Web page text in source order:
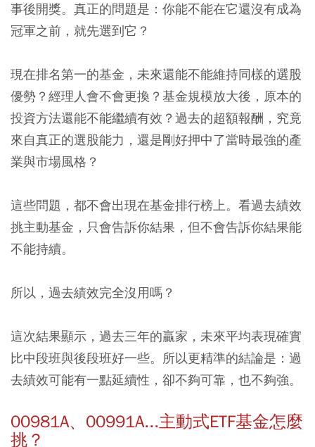
事後開獎。真正的問題是：你能不能在它還沒有成為
冠軍之前，就先選到它？
現在排名第一的基金，未來還能不能維持同樣的選股
優勢？經理人會不會更換？基金規模放大後，原本的
投資方法還能不能繼續有效？過去的超額報酬，究竟
來自真正的選股能力，還是剛好押中了當時最強的產
業與市場風格？
這些問題，都不會出現在基金排行榜上。看過去績效
挑主動基金，只會告訴你結果，但不會告訴你結果能
不能持續。
所以，過去績效完全沒用嗎？
這次結果顯示，過去三年的贏家，未來平均表現確實
比中段班與後段班好一些。所以更精準的結論是：過
去績效可能有一點延續性，卻不夠可靠，也不夠強。
00981A、00991A...主動式ETF基金怎麼
挑？